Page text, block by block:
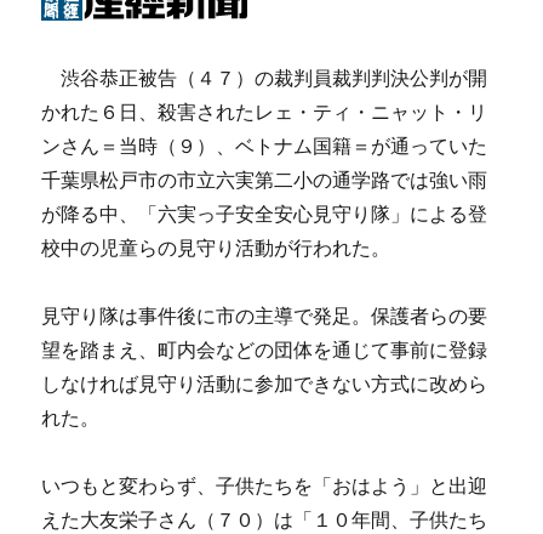
渋谷恭正被告（４７）の裁判員裁判判決公判が開
かれた６日、殺害されたレェ・ティ・ニャット・リ
ンさん＝当時（９）、ベトナム国籍＝が通っていた
千葉県松戸市の市立六実第二小の通学路では強い雨
が降る中、「六実っ子安全安心見守り隊」による登
校中の児童らの見守り活動が行われた。
見守り隊は事件後に市の主導で発足。保護者らの要
望を踏まえ、町内会などの団体を通じて事前に登録
しなければ見守り活動に参加できない方式に改めら
れた。
いつもと変わらず、子供たちを「おはよう」と出迎
えた大友栄子さん（７０）は「１０年間、子供たち